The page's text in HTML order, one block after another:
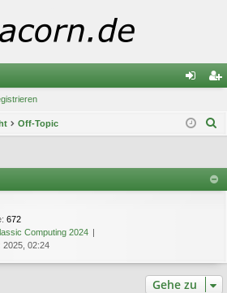
m ist
re
Off-Topic
e
: 672
Computing 2024
2025, 02:24
Gehe zu